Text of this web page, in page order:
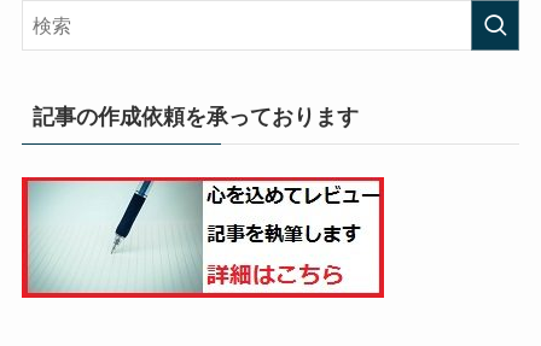
記事の作成依頼を承っております